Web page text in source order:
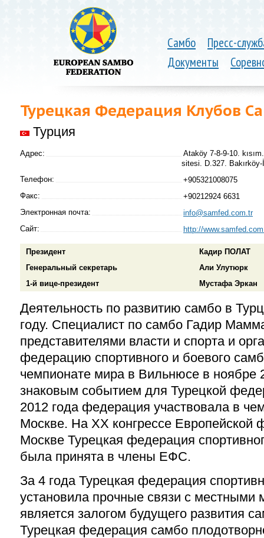
Самбо
Пресс-
Документы
Турецкая Федерация Клубов
Турция
Адрес:
Ataköy 7-8-9-10.
sitesi. D.327.
Телефон:
+905321008075
Факс:
+90212924 6631
Электронная почта:
info@samfed.com.tr
Сайт:
http://
Президент
Кадир ПОЛАТ
Генеральный секретарь
Али Улутюрк
1-й вице-президент
Мустафа Эркан
Деятельность по развитию самбо в
году. Специалист по самбо Гадир
представителями власти и спорта и
федерацию спортивного и боевого
чемпионате мира в Вильнюсе в ноябре
знаковым событием для Турецкой
2012 года федерация участвовала в
Москве. На XX конгрессе
Москве Турецкая федерация
была принята в члены ЕФС.
За 4 года Турецкая федерация
установила прочные связи с местными
является залогом будущего развития
Турецкая федерация самбо